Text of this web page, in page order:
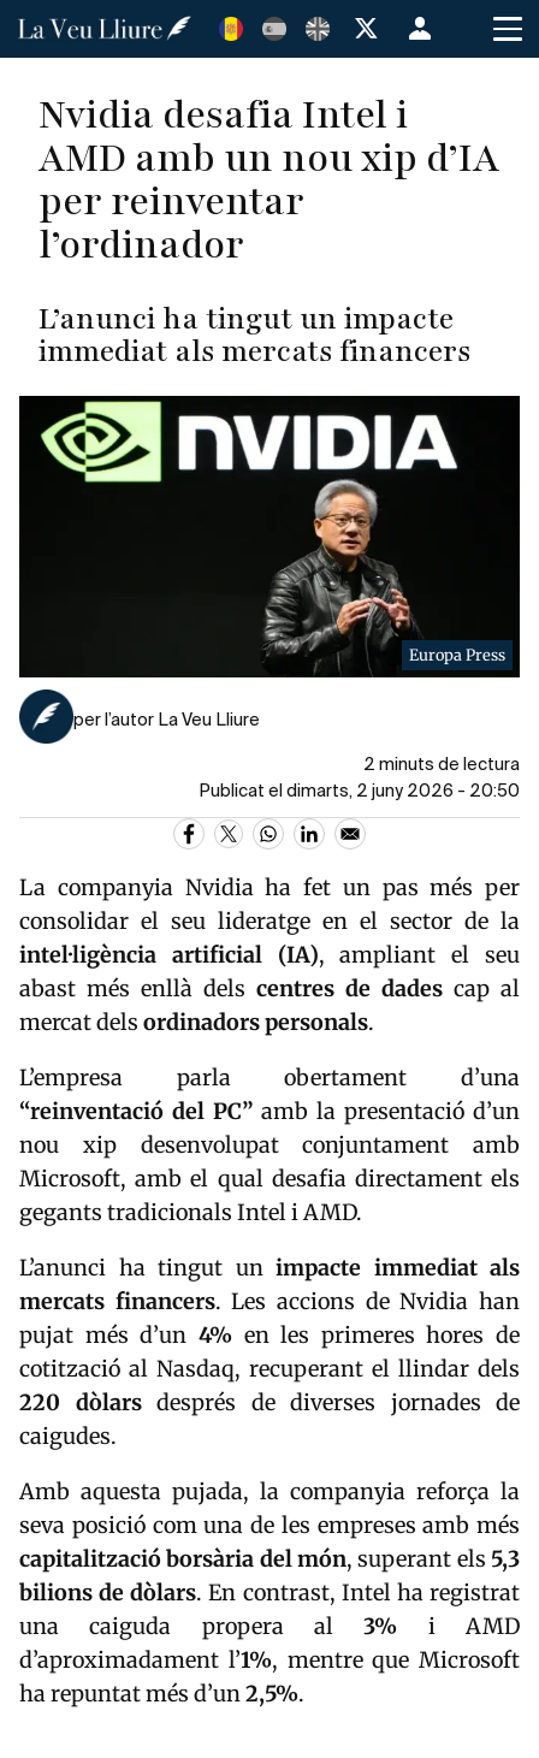
Vés
Menú
de
de
usuario
Nvidia desafia Intel i
AMD amb un nou xip d’IA
per reinventar
l’ordinador
L’anunci ha tingut un impacte
immediat als mercats financers
Europa Press
per l’autor La Veu Lliure
2 minuts de lectura
Publicat el dimarts, 2 juny 2026 - 20:50
La companyia Nvidiaha fet un pas més per
consolidar el seu lideratge en el sector de la
intel·ligència artificial (IA), ampliant el seu
abast més enllà dels centres de dades cap al
mercat dels ordinadors personals.
L’empresa parla obertament d’una
“reinventació del PC” amb la presentació d’un
nou xip desenvolupat conjuntament amb
Microsoft, amb el qual desafia directament els
gegants tradicionals InteliAMD.
L’anunci ha tingut un impacte immediat als
mercats financers. Les accions de Nvidia han
pujat més d’un 4%en les primeres hores de
cotització al Nasdaq, recuperant el llindar dels
220 dòlarsdesprés de diverses jornades de
caigudes.
Amb aquesta pujada, la companyia reforça la
seva posició com una de les empreses amb més
capitalització borsària del món, superant els 5,3
bilions de dòlars. En contrast, Intel ha registrat
una caiguda propera al3% i AMD
d’aproximadament l’1%, mentre que Microsoft
ha repuntat més d’un2,5%.